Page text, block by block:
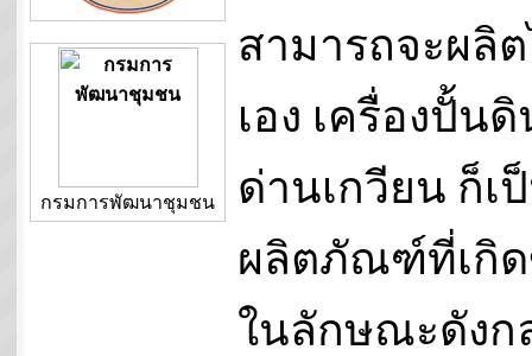
กรมการพัฒนาชุมชน
สามารถจะผลิ
เอง เครื่องปั้นดิ
ด่านเกวียน ก็เ
ผลิตภัณฑ์ที่เกิ
ในลักษณะดังก